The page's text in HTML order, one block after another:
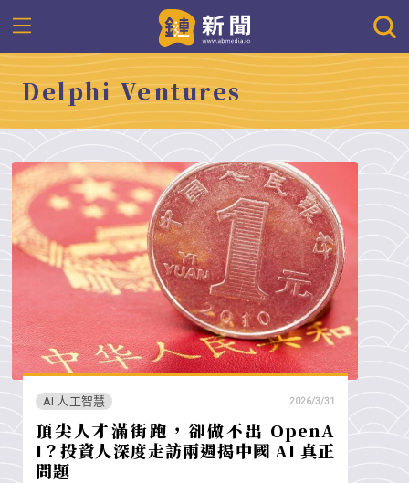
Delphi Ventures
AI 人工智慧 2026/3/31
頂尖人才滿街跑，卻做不出 OpenA
I？投資人深度走訪兩週揭中國 AI 真正
問題